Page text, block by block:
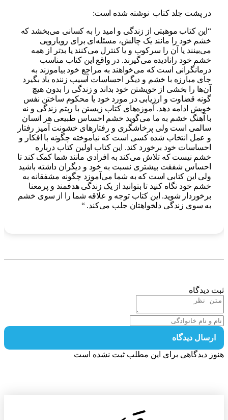
در پشت جلد کتاب نوشته شده است:
“این کتاب موهبتی از زندگی و امید را به کسانی می‌بخشد که
خشم خود را مانند یک چالش، مسئله‌ای برای رویارویی
می‌بینند یا آن را سرکوب و یا کنترل می‌کنند یا بدتر از همه
خشم خود رانادیده می‌گیرند. در واقع این کتاب مناسب
درمانگرانی است که می‌خواهند به مراجع خود بیاموزند به
جای مبارزه با خشم و دیگر احساسات آسیب زننده یاد بگیرد
آن‌ها را بخشی از خویشتن خود بداند و زندگی را بدون هیچ
گونه قضاوت و ارزیابی در مورد خود یا محکوم ساختن نفس
خویش ادامه دهد. آموزه‌های کتاب زیستن با ریتم زندگی و نه
با آهنگ خشم به ما می‌گوید خشم احساس طبیعی هر انسان
سالمی است ولی پرخاشگری و رفتارهای خشونت آمیز رفتار
و عمل انتخاب شده کسی است که نیاموخته چگونه با افکار و
احساسات خود برخورد کند. این کتاب اولین کتاب درباره
خشم نیست که تلاش می‌کند به افرادی مانند شما کمک کند تا
احساس شفقت بیشتری نسبت به خود و دیگران داشته باشید
ولی این کتابی است که به شما می‌آموزد چگونه مشفقانه به
خشم خود نگاه کنید تا بتوانید از یک زندگی هدفمند و پرمعنا
برخوردار شوید. این کتاب توجه و علاقه شما را از سوی خشم
به سوی زندگی دلخواهتان جلب می‌کند. “
دیدگاه
دیدگاه
دیدگاهی برای این مطلب ثبت نشده است